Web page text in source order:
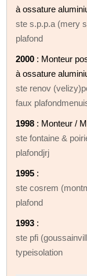
à ossature
ste s.p.p.a (mery
plafond
2000 : Monteur
à ossature
ste renov
faux
1998 : Monteur /
ste fontaine &
plafondjrj
1995 :
ste cosrem
plafond
1993 :
ste pfi
typeisolation